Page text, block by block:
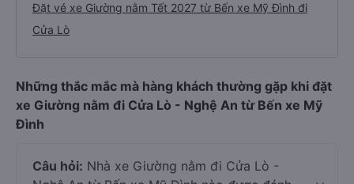
Đặt vé xe Giường nằm Tết 2027 từ Bến xe Mỹ Đình đi
Cửa Lò
Những thắc mắc mà hàng khách thường gặp khi đặt
xe Giường nằm đi Cửa Lò - Nghệ An từ Bến xe Mỹ
Đình
Câu hỏi: Nhà xe Giường nằm đi Cửa Lò -